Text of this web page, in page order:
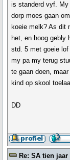
is standerd vyf. My
dorp moes gaan
koeie melk? As dit
het, en hoog gebly
std. 5 met goeie lof
my pa my terug
te gaan doen,
kind op skool
DD
Re: SA tien